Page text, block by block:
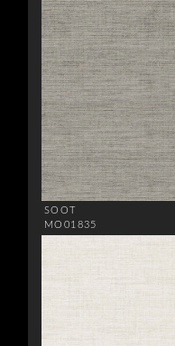
SOOT
MO01835